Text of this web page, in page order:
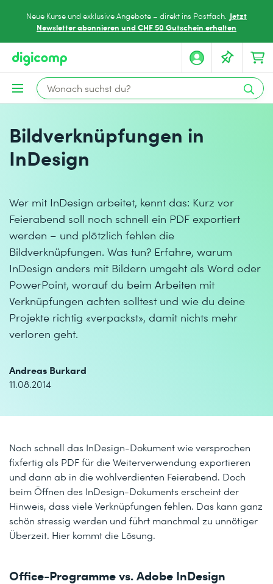
Neue Kurse und exklusive Angebote – direkt ins Postfach. Jetzt
Newsletter abonnieren und CHF 50 Gutschein erhalten
Bildverknüpfungen in
InDesign
Wer mit InDesign arbeitet, kennt das: Kurz vor
Feierabend soll noch schnell ein PDF exportiert
werden – und plötzlich fehlen die
Bildverknüpfungen. Was tun? Erfahre, warum
InDesign anders mit Bildern umgeht als Word oder
PowerPoint, worauf du beim Arbeiten mit
Verknüpfungen achten solltest und wie du deine
Projekte richtig «verpackst», damit nichts mehr
verloren geht.
Andreas Burkard
11.08.2014
Noch schnell das InDesign-Dokument wie versprochen
fixfertig als PDF für die Weiterverwendung exportieren
und dann ab in die wohlverdienten Feierabend. Doch
beim Öffnen des InDesign-Dokuments erscheint der
Hinweis, dass viele Verknüpfungen fehlen. Das kann ganz
schön stressig werden und führt manchmal zu unnötiger
Überzeit. Hier kommt die Lösung.
Office-Programme vs. Adobe InDesign